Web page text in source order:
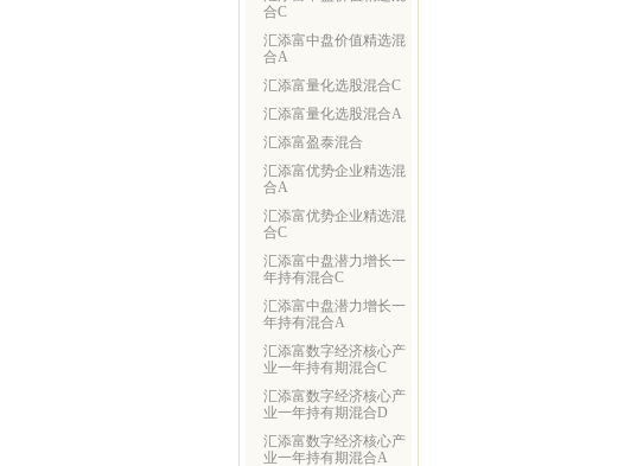
合C
汇添富中盘价值精选混
合A
汇添富量化选股混合C
汇添富量化选股混合A
汇添富盈泰混合
汇添富优势企业精选混
合A
汇添富优势企业精选混
合C
汇添富中盘潜力增长一
年持有混合C
汇添富中盘潜力增长一
年持有混合A
汇添富数字经济核心产
业一年持有期混合C
汇添富数字经济核心产
业一年持有期混合D
汇添富数字经济核心产
业一年持有期混合A